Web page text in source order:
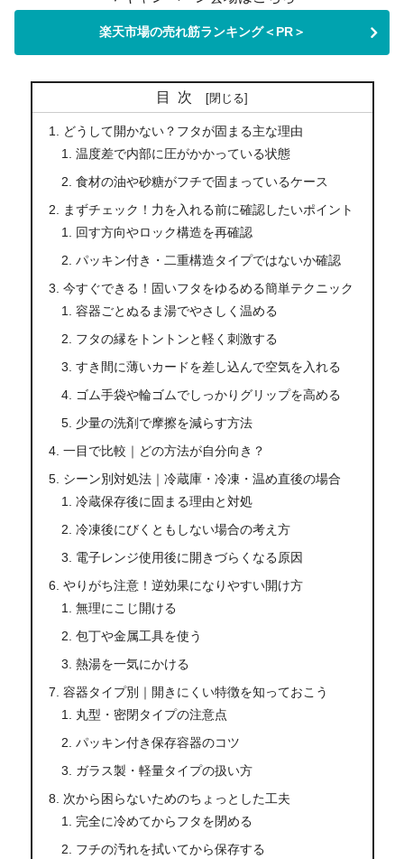
楽天市場の売れ筋ランキング＜PR＞
目次
どうして開かない？フタが固まる主な理由
温度差で内部に圧がかかっている状態
食材の油や砂糖がフチで固まっているケース
まずチェック！力を入れる前に確認したいポイント
回す方向やロック構造を再確認
パッキン付き・二重構造タイプではないか確認
今すぐできる！固いフタをゆるめる簡単テクニック
容器ごとぬるま湯でやさしく温める
フタの縁をトントンと軽く刺激する
すき間に薄いカードを差し込んで空気を入れる
ゴム手袋や輪ゴムでしっかりグリップを高める
少量の洗剤で摩擦を減らす方法
一目で比較｜どの方法が自分向き？
シーン別対処法｜冷蔵庫・冷凍・温め直後の場合
冷蔵保存後に固まる理由と対処
冷凍後にびくともしない場合の考え方
電子レンジ使用後に開きづらくなる原因
やりがち注意！逆効果になりやすい開け方
無理にこじ開ける
包丁や金属工具を使う
熱湯を一気にかける
容器タイプ別｜開きにくい特徴を知っておこう
丸型・密閉タイプの注意点
パッキン付き保存容器のコツ
ガラス製・軽量タイプの扱い方
次から困らないためのちょっとした工夫
完全に冷めてからフタを閉める
フチの汚れを拭いてから保存する